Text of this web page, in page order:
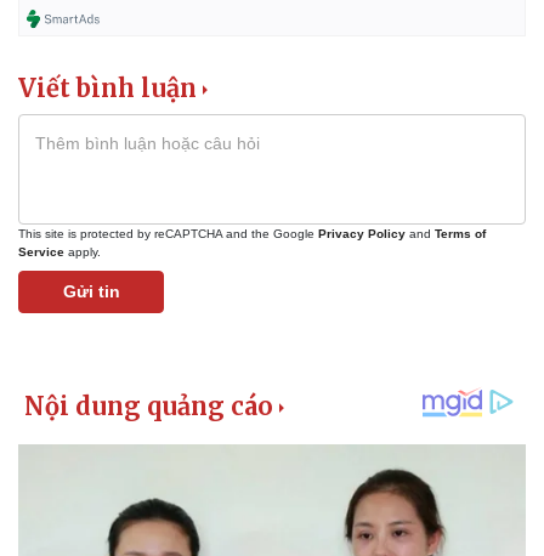
Kinh tế
Giá cà phê
Viết bình luận
This site is protected by reCAPTCHA and the Google Privacy Policy and Terms of
Service apply.
Gửi tin